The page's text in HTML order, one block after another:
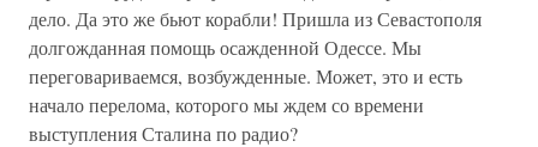
дело. Да это же бьют корабли! Пришла из Севастополя
долгожданная помощь осажденной Одессе. Мы
переговариваемся, возбужденные. Может, это и есть
начало перелома, которого мы ждем со времени
выступления Сталина по радио?